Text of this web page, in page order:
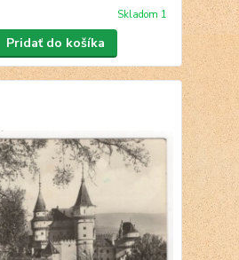
Skladom 1
Pridať do košíka